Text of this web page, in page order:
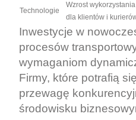
Technologie
Wzrost
dla klientów i
Inwestycje w
procesów
wymaganiom
Firmy, które potrafią
przewagę
środowisku